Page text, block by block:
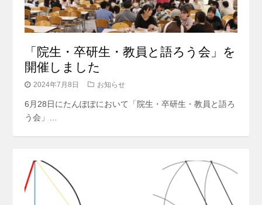
「院生・卒研生・教員と語ろう会」を
開催しました
2024年7月8日 お知らせ
6月28日にたんぽぽにおいて「院生・卒研生・教員と語ろ
う会」…